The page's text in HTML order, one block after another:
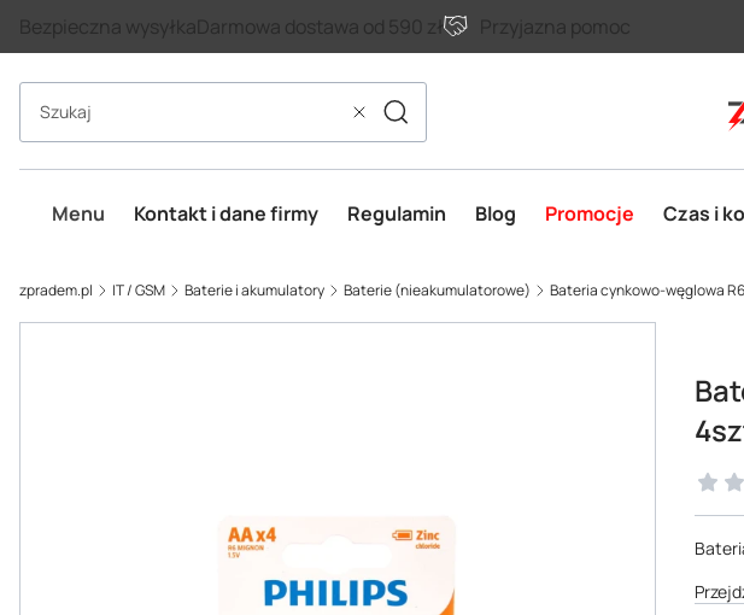
Bezpieczna wysyłkaDarmowa dostawa od 590 zł Przyjazna pomoc
WyczyśćSzukaj
Menu Kontakt i dane firmy Regulamin Blog Promocje Czas i
zpradem.pl IT / GSM Baterie i akumulatory Baterie (nieakumulatorowe) Bateria cynkowo-węglowa